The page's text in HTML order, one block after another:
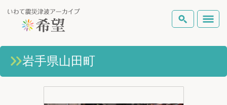
いわて震災津波アーカイブとは
岩手県山田町